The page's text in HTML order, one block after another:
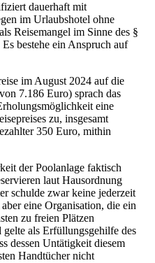
dauerhaft mit
im Urlaubshotel ohne
Reisemangel im Sinne des §
bestehe ein Anspruch auf
im August 2024 auf die
7.186 Euro) sprach das
eine
zu, insgesamt
350 Euro, mithin
der Poolanlage faktisch
laut Hausordnung
schulde zwar keine jederzeit
eine Organisation, die ein
zu freien Plätzen
als Erfüllungsgehilfe des
dessen Untätigkeit diesem
Handtücher nicht